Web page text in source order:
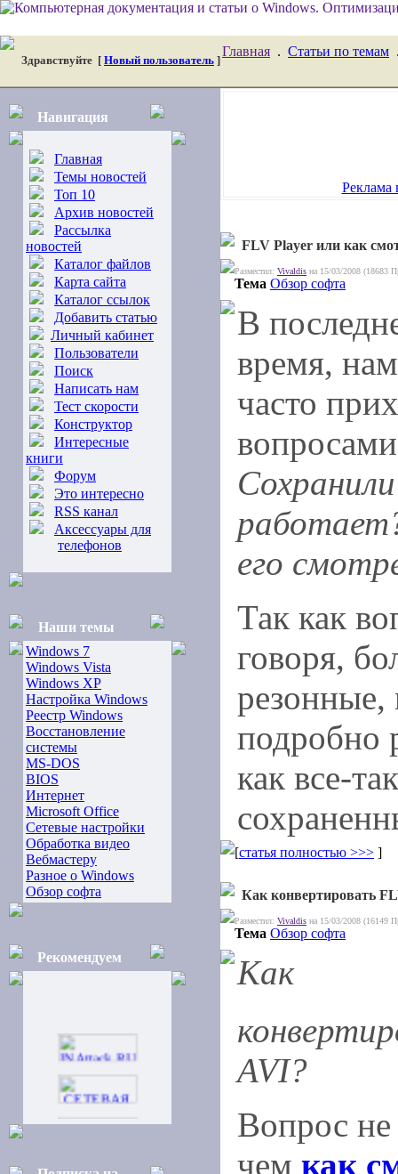
Здравствуйте [ Новый пользователь ]
Главная . Статьи по темам
Навигация
Главная
Темы новостей
Топ 10
Архив новостей
Рассылка
новостей
Каталог файлов
Карта сайта
Каталог ссылок
Добавить статью
Личный кабинет
Пользователи
Поиск
Написать нам
Тест скорости
Конструктор
Интересные
книги
Форум
Это интересно
RSS канал
Аксессуары для
телефонов
Наши темы
Windows 7
Windows Vista
Windows XP
Настройка Windows
Реестр Windows
Восстановление
системы
MS-DOS
BIOS
Интернет
Microsoft Office
Сетевые настройки
Обработка видео
Вебмастеру
Разное о Windows
Обзор софта
Рекомендуем
Реклама
FLV Player или как
Разместил: Vivaldis на 15/03/2008 (18683
Тема Обзор софта
В
время, нам
часто
его
Так как
говоря,
подробно
как все-
[статья полностью >>> ]
Как конвертировать
Разместил: Vivaldis на 15/03/2008 (16149
Тема Обзор софта
Как
AVI?
Вопрос
чем как